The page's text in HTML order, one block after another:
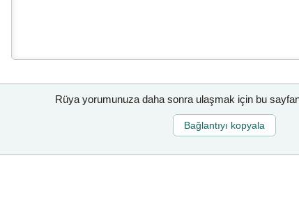
Rüya yorumunuza daha sonra ulaşmak için bu
Bağlantıyı kopyala